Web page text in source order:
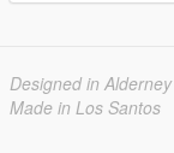
Designed in Alderney
Made in Los Santos